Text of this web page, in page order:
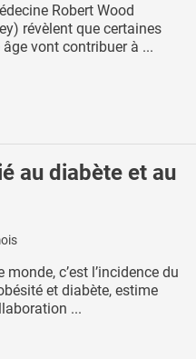
Robert Wood
révèlent que certaines
vont contribuer à ...
au diabète et au
c’est l’incidence du
et diabète, estime
...